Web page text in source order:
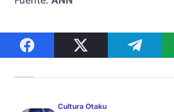
Cultura Otaku